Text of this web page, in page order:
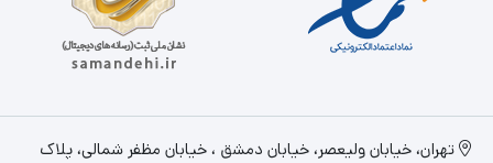
تهران، خيابان وليعصر، خیابان دمشق ، خیابان مظفر شمالی، پلاک